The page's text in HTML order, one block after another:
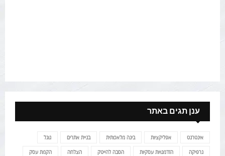
ענן תגים באתר
אינטרנט אפליקציות בינה מלאכותית בניית אתרים גוגל
גרפיקה הזדמנויות עסקיות הסבה להייטק הצלחה הקמת עסק